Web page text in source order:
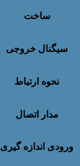
ساخت
سیگنال خروجی
نحوه ارتباط
مدار اتصال
ورودی اندازه گیری